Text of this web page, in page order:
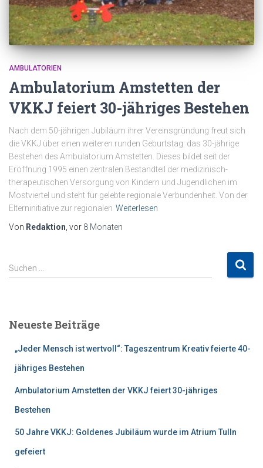
AMBULATORIEN
Ambulatorium Amstetten der
VKKJ feiert 30-jähriges Bestehen
Nach dem 50-jährigen Jubiläum ihrer Vereinsgründung freut sich
die VKKJ über einen weiteren runden Geburtstag: das 30-jährige
Bestehen des Ambulatorium Amstetten. Dieses bildet seit der
Eröffnung 1995 einen zentralen Bestandteil der medizinisch-
therapeutischen Versorgung von Kindern und Jugendlichen im
Mostviertel und steht für gelebte regionale Verbundenheit. Von der
Elterninitiative zur regionalen Weiterlesen
Von Redaktion , vor 8 Monaten
S
u
n
Suchen …
Neueste Beiträge
„Jeder Mensch ist wertvoll“: Tageszentrum Kreativ feierte 40-
jähriges Bestehen
Ambulatorium Amstetten der VKKJ feiert 30-jähriges
Bestehen
50 Jahre VKKJ: Goldenes Jubiläum wurde im Atrium Tulln
gefeiert